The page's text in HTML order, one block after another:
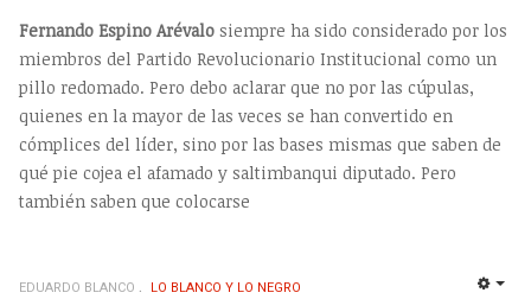
Fernando Espino Arévalo siempre ha sido considerado por los
miembros del Partido Revolucionario Institucional como un
pillo redomado. Pero debo aclarar que no por las cúpulas,
quienes en la mayor de las veces se han convertido en
cómplices del líder, sino por las bases mismas que saben de
qué pie cojea el afamado y saltimbanqui diputado. Pero
también saben que colocarse
EDUARDO BLANCO
LO BLANCO Y LO NEGRO